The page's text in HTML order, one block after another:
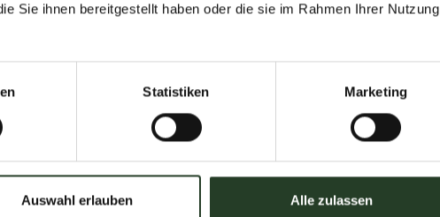
Sie ihnen bereitgestellt haben oder die sie im Rahmen Ihrer Nutzung
Statistiken Marketing
Auswahl erlauben Alle zulassen